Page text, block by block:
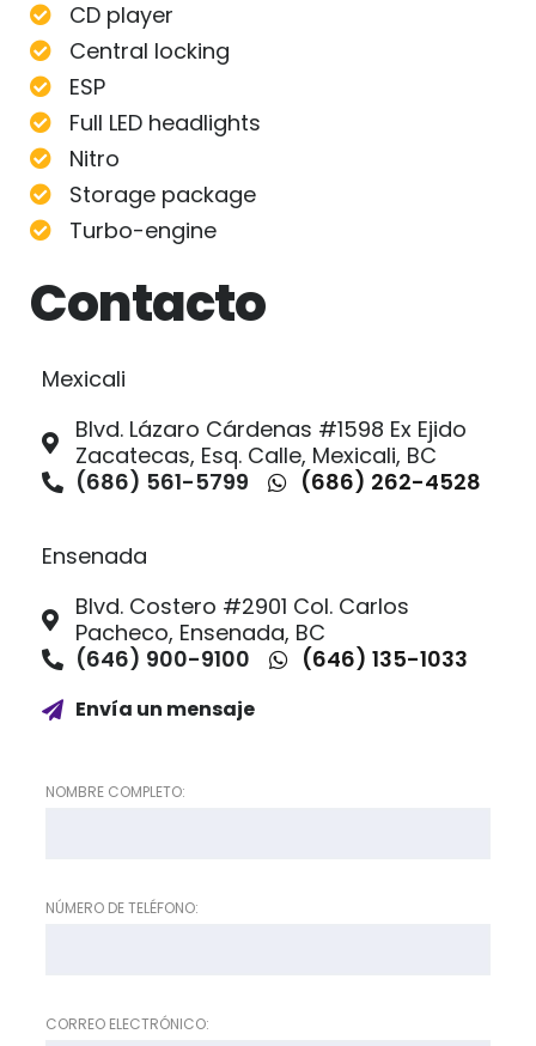
CD player
Central locking
ESP
Full LED headlights
Nitro
Storage package
Turbo-engine
Contacto
Mexicali
Blvd. Lázaro Cárdenas #1598 Ex Ejido
Zacatecas, Esq. Calle, Mexicali, BC
(686) 561-5799
(686) 262-4528
Ensenada
Blvd. Costero #2901 Col. Carlos
Pacheco, Ensenada, BC
(646) 900-9100
(646) 135-1033
Envía un mensaje
NOMBRE COMPLETO:
NÚMERO DE TELÉFONO:
CORREO ELECTRÓNICO: